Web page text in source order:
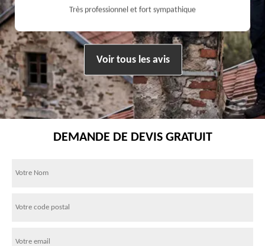
Très professionnel et fort sympathique
Voir tous les avis
DEMANDE DE DEVIS GRATUIT